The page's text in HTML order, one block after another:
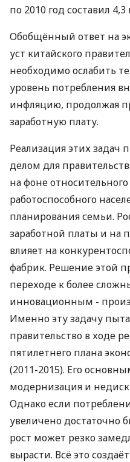
по 2010 год составил
Обобщённый ответ на
уст китайского
необходимо ослабить
уровень потребления
инфляцию, продолжая
заработную плату.
Реализация этих задач
делом для
на фоне
работоспособного
планирования семьи.
заработной платы и на
влияет на
фабрик. Решение этой
переходе к более
инновационным -
Именно эту задачу
правительство в ходе
пятилетнего плана
(2011-2015). Его
модернизация и
Однако если
увеличено достаточно
рост может резко
вырасти. Всё это